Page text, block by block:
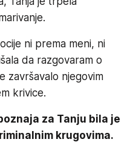
ni prema meni, ni
da razgovaram o
završavalo njegovim
krivice.
za Tanju bila je
krugovima.